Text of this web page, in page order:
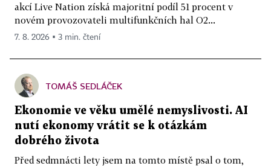
akcí Live Nation získá majoritní podíl 51 procent v
novém provozovateli multifunkčních hal O2...
7. 8. 2026 ▪ 3 min. čtení
TOMÁŠ SEDLÁČEK
Ekonomie ve věku umělé nemyslivosti. AI
nutí ekonomy vrátit se k otázkám
dobrého života
Před sedmnácti lety jsem na tomto místě psal o tom,